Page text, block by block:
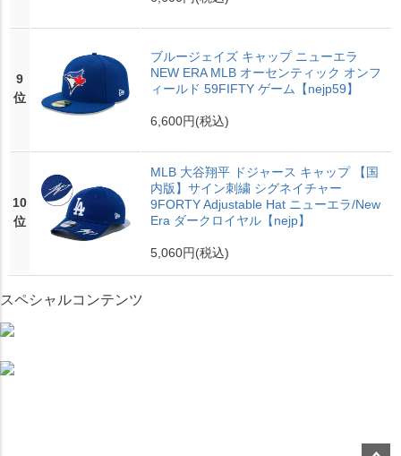
9
位
ブルージェイズ キャップ ニューエラ
NEW ERA MLB オーセンティック オンフ
ィールド 59FIFTY ゲーム【nejp59】
6,600円(税込)
10
位
MLB 大谷翔平 ドジャース キャップ 【国
内版】サイン刺繍 シグネイチャー
9FORTY Adjustable Hat ニューエラ/New
Era ダークロイヤル【nejp】
5,060円(税込)
スペシャルコンテンツ